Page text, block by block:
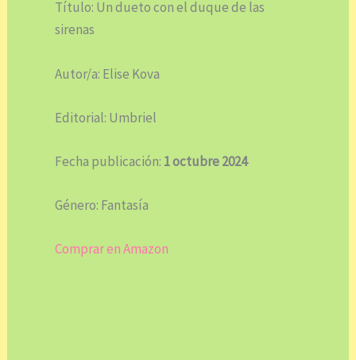
Título: Un dueto con el duque de las
sirenas
Autor/a: Elise Kova
Editorial: Umbriel
Fecha publicación: 1 octubre 2024
Género: Fantasía
Comprar en Amazon